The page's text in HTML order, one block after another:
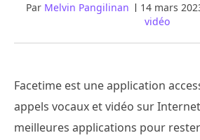
Par Melvin Pangilinan 14 mars
vidéo
Facetime est une application
appels vocaux et vidéo sur
meilleures applications pour